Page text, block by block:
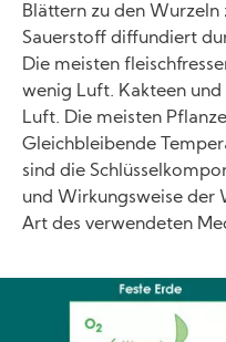
Blättern zu den
Sauerstoff diffundiert
Die meisten
wenig Luft. Kakteen und
Luft. Die meisten
Gleichbleibende
sind die
und Wirkungsweise der
Art des verwendeten